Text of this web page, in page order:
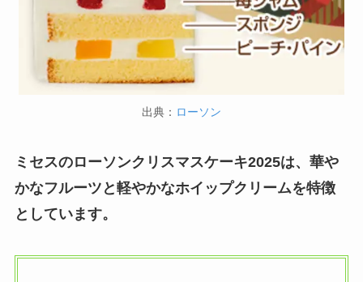
出典： ローソン
ミセスのローソンクリスマスケーキ2025は、華や
かなフルーツと軽やかなホイップクリームを特徴
としています。